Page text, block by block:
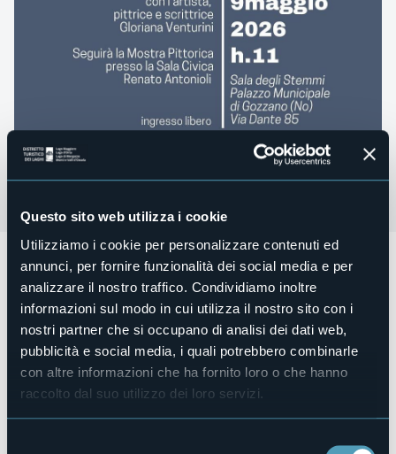
Questo sito web utilizza i cookie
Utilizziamo i cookie per personalizzare contenuti ed
annunci, per fornire funzionalità dei social media e per
analizzare il nostro traffico. Condividiamo inoltre
informazioni sul modo in cui utilizza il nostro sito con i
nostri partner che si occupano di analisi dei dati web,
pubblicità e social media, i quali potrebbero combinarle
con altre informazioni che ha fornito loro o che hanno
raccolto dal suo utilizzo dei loro servizi.
Sabato 9 maggio alle ore 11:00 si terràla presentazione
del libro "Mariuccia degli Spiriti"
presso la Sala degli
Stemmi; a seguire inaugurazione della mostra di quadri
realizzati dall'artista a tema donne e lago"Donne di Lago"
presso la Sala Civica/Pro Loco "Renato Antonioli".
La mostra è visitabile fino al 23 maggionei seguenti
orari:
lunedì-mercoledì, 15.00-18.00
Città di Gozzano e Biblioteca pubblica “Antonio Mazzetti”